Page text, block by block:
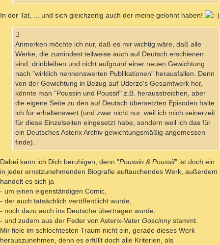
In der Tat, ... und sich gleichzeitig auch der meine gelohnt haben!
Anmerken möchte ich nur, daß es mir wichtig wäre, daß alle
Werke, die zumindest teilweise auch auf Deutsch erschienen
sind, drinbleiben und nicht aufgrund einer neuen Gewichtung
nach "wirklich nennenswerten Publikationen" herausfallen. Denn
von der Gewichtung in Bezug auf Uderzo's Gesamtwerk her,
könnte man "Poussin und Poussif" z.B. herausstreichen, aber
die eigene Seite zu den auf Deutsch übersetzten Episoden halte
ich für erhaltenswert (und zwar nicht nur, weil ich mich seinerzeit
für diese Einzelseiten eingesetzt habe, sondern weil ich das für
ein Deutsches Asterix Archiv gewichtungsmäßig angemessen
finde).
Dabei kann ich Dich beruhigen, denn "Poussin & Poussif" ist doch ein
in jeder ernstzunehmenden Biografie auftauchendes Werk, außerdem
handelt es sich ja
- um einen eigenständigen Comic,
- der auch tatsächlich veröffentlicht wurde,
- noch dazu auch ins Deutsche übertragen wurde,
- und zudem aus der Feder von Asterix-Vater Goscinnystammt.
Mir fiele im schlechtesten Traum nicht ein, gerade dieses Werk
herauszunehmen, denn es erfüllt doch alle Kriterien, als